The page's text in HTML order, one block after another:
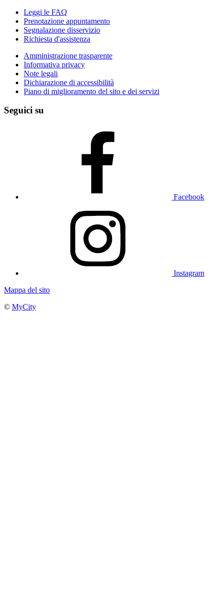
Leggi le FAQ
Prenotazione appuntamento
Segnalazione disservizio
Richiesta d'assistenza
Amministrazione trasparente
Informativa privacy
Note legali
Dichiarazione di accessibilità
Piano di miglioramento del sito e dei servizi
Seguici su
Facebook
Instagram
Mappa del sito
© MyCity